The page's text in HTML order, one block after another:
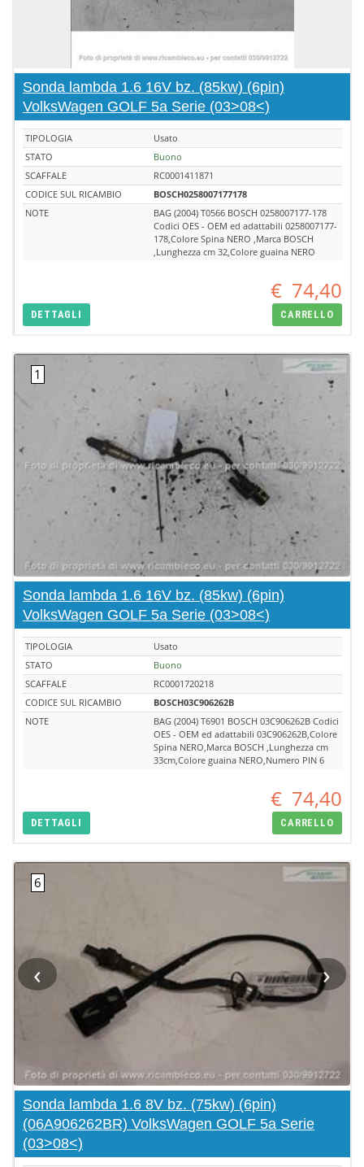
Sonda lambda 1.6 16V bz. (85kw) (6pin)
VolksWagen GOLF 5a Serie (03>08<)
TIPOLOGIA
Usato
STATO
Buono
SCAFFALE
RC0001411871
CODICE SUL RICAMBIO
BOSCH0258007177178
NOTE
BAG (2004) T0566 BOSCH 0258007177-178
Codici OES - OEM ed adattabili 0258007177-
178,Colore Spina NERO ,Marca BOSCH
,Lunghezza cm 32,Colore guaina NERO
€ 74,40
DETTAGLI CARRELLO
Sonda lambda 1.6 16V bz. (85kw) (6pin)
VolksWagen GOLF 5a Serie (03>08<)
TIPOLOGIA
Usato
STATO
Buono
SCAFFALE
RC0001720218
CODICE SUL RICAMBIO
BOSCH03C906262B
NOTE
BAG (2004) T6901 BOSCH 03C906262B Codici
OES - OEM ed adattabili 03C906262B,Colore
Spina NERO,Marca BOSCH ,Lunghezza cm
33cm,Colore guaina NERO,Numero PIN 6
€ 74,40
DETTAGLI CARRELLO
‹ ›
Sonda lambda 1.6 8V bz. (75kw) (6pin)
(06A906262BR) VolksWagen GOLF 5a Serie
(03>08<)